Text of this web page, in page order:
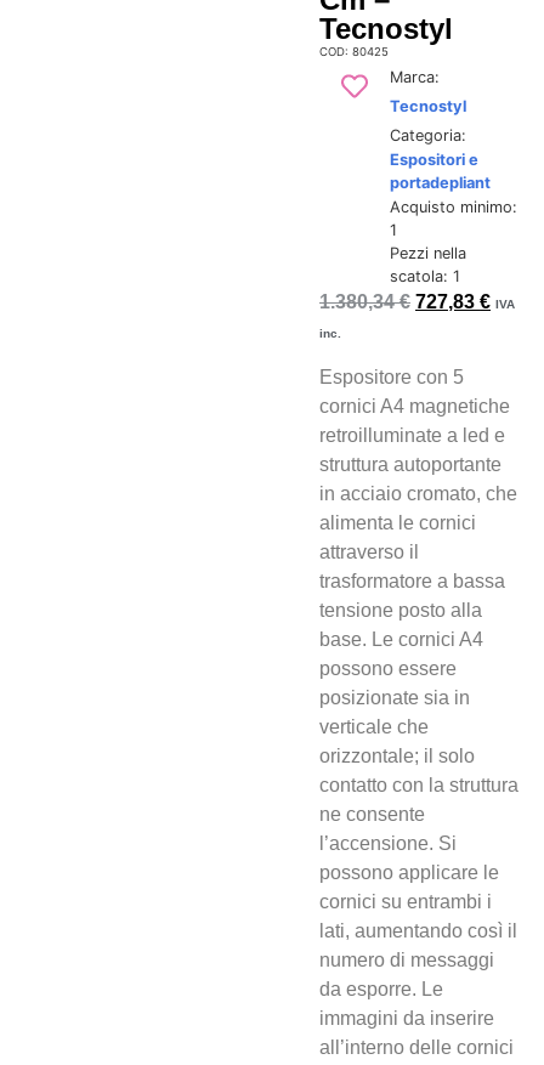
Tecnostyl
COD: 80425
Marca:
Tecnostyl
Categoria:
Espositori e
portadepliant
Acquisto minimo:
1
Pezzi nella
scatola: 1
1.380,34€ 727,83€ IVA
inc.
Espositore con 5
cornici A4 magnetiche
retroilluminate a led e
struttura autoportante
in acciaio cromato, che
alimenta le cornici
attraverso il
trasformatore a bassa
tensione posto alla
base. Le cornici A4
possono essere
posizionate sia in
verticale che
orizzontale; il solo
contatto con la struttura
ne consente
l’accensione. Si
possono applicare le
cornici su entrambi i
lati, aumentando così il
numero di messaggi
da esporre. Le
immagini da inserire
all’interno delle cornici